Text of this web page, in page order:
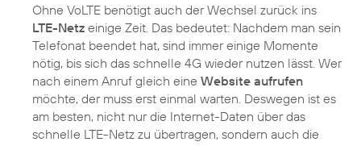
Ohne VoLTE benötigt auch der Wechsel zurück ins
LTE-Netz einige Zeit. Das bedeutet: Nachdem man sein
Telefonat beendet hat, sind immer einige Momente
nötig, bis sich das schnelle 4G wieder nutzen lässt. Wer
nach einem Anruf gleich eine Website aufrufen
möchte, der muss erst einmal warten. Deswegen ist es
am besten, nicht nur die Internet-Daten über das
schnelle LTE-Netz zu übertragen, sondern auch die